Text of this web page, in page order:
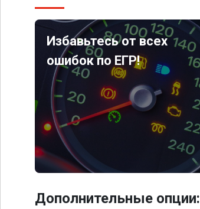
Избавьтесь от всех
ошибок по ЕГР!
Дополнительные опции: